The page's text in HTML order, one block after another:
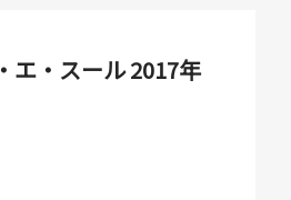
エ・スール 2017年